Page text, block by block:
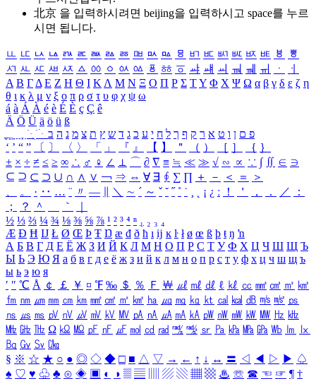
北京 을 입력하시려면 beijing을 입력하시고 space를 누르
시면 됩니다.
ㅥ ㅦ ㅧ ㅨ ㅩ ㅪ ㅫ ㅬ ㅭ ㅮ ㅯ ㅰ ㅱ ㅲ ㅳ ㅴ ㅵ ㅶ ㅷ ㅸ
ㅹ
ㅺ ㅻ ㅼ ㅽ ㅾ ㅿ ㆀ ㆁ ㆂ ㆃ ㆄ ㆅ ㆆ ㆇ ㆈ ㆉ ㆊ ㆋ ㆌ ㆍ
ㆎ
Α Β ΓΔ Ε Ζ Η Θ Ι ΚΛ Μ Ν Ξ Ο Π Ρ Σ ΤΥ Φ Χ Ψ Ω α β γ δ ε ζ η
θ ι κ λ μ ν ξ ο π ρ σ τ υ φ χ ψ ω
á à Á À é è É È ç Ç ê
Ä Ö Ü ä ö ü ß
ִֶֹ ֻּ ׁׂ פ ם ן ו ט א ר ק ף ך ל ח י ע כ ג ד ש ץ ת צ מ נ ה ב
‘ ’ “ ” 〔 〕 〈 〉 「 」 『 』 【 】 ＂ （ ） ［ ］ ｛ ｝
± × ÷ ≠ ≤ ≥ ∞ ∴ ♂ ♀ ∠ ⊥ ⌒ ∂ ∇ ≡ ≒ ≪ ≫ √ ∽ ∝ ∵ ∫ ∬ ∈ ∋
⊆ ⊇ ⊂ ⊃ ∪ ∩ ∧ ∨ ￢ ⇒ ⇔ ∀ ∃ ∮ ∑ ∏ ＋ － ＜ ＝
＞
、
。 · ‥ … ¨ 〃 ― ＼ ∼ ´ ～ ˇ ˘ ˝ ˚ ˙ ¸ ¡ ¿ ː ！ ＇ ， ． ／
：
；
？ ＾ ｀
½ ⅓ ⅔ ¼ ¾ ⅛ ⅜ ⅝ ⅞ ¹ ² ³ ⁴ ⁿ ₁ ₂ ₃ ₄
Æ Ð Ħ Ĳ Ł Ø Œ Þ Ŧ Ŋ æ đ ð ħ ı ĳ ĸ ŀ ł ø œ ß þ ŧ ŋ ŉ
А Б В Г Д Е Ё Ж З И Й К Л М Н О П Р С Т У Ф Х Ц Ч Ш Щ Ъ
Ы Ь Э Ю Я а б в г д е ё ж з и й к л м н о п р с т у ф х ц ч ш щ ъ
ы ь э ю я
′ ″ ℃ Å ￠ ￡ ￥ ¤ ℉ ‰ ＄ ％ Ｆ ￦ ㎕ ㎖ ㎗ ℓ ㎘ ㏄ ㎣ ㎤ ㎥ ㎦
㎙ ㎚ ㎛ ㎜ ㎝ ㎞ ㎟ ㎠ ㎡ ㎢ ㏊ ㎍ ㎎ ㎏ ㏏ ㎈ ㎉ ㏈ ㎧ ㎨ ㎰
㎱ ㎲ ㎳ ㎴ ㎵ ㎶ ㎷ ㎸ ㎹ ㎀ ㎁ ㎂ ㎃ ㎄ ㎺ ㎻ ㎽ ㎾ ㎿ ㎐ ㎑
㎒ ㎓ ㎔ Ω ㏀ ㏁ ㎊ ㎋ ㎌ ㏖ ㏅ ㎭ ㎮ ㎯ ㏛ ㎩ ㎪ ㎫ ㎬ ㏝ ㏐
㏓
㏃ ㏉ ㏜ ㏆
§ ※ ☆ ★ ○ ● ◎ ◇ ◆ □ ■ △ ▽ → ← ↑ ↓ ↔ 〓 ◁ ◀ ▷ ▶ ♤
♠ ♡ ♥ ♧ ♣ ⊙ ◈ ▣ ◐ ◑ ▒ ▤ ▨ ▧ ▦ ▩ ♨ ☏ ☎ ☜ ☞ ¶ †